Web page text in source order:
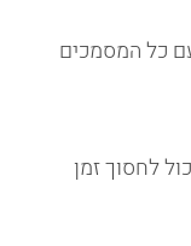
כל המסמכים
לחסוך זמן